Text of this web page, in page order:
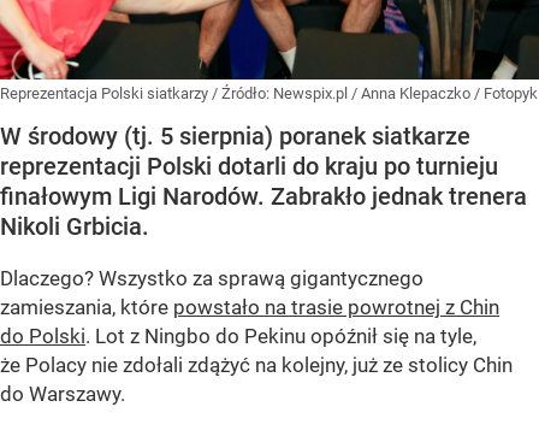
Reprezentacja Polski siatkarzy / Źródło: Newspix.pl / Anna Klepaczko / Fotopyk
W środowy (tj. 5 sierpnia) poranek siatkarze
reprezentacji Polski dotarli do kraju po turnieju
finałowym Ligi Narodów. Zabrakło jednak trenera
Nikoli Grbicia.
Dlaczego? Wszystko za sprawą gigantycznego
zamieszania, które powstało na trasie powrotnej z Chin
do Polski. Lot z Ningbo do Pekinu opóźnił się na tyle,
że Polacy nie zdołali zdążyć na kolejny, już ze stolicy Chin
do Warszawy.